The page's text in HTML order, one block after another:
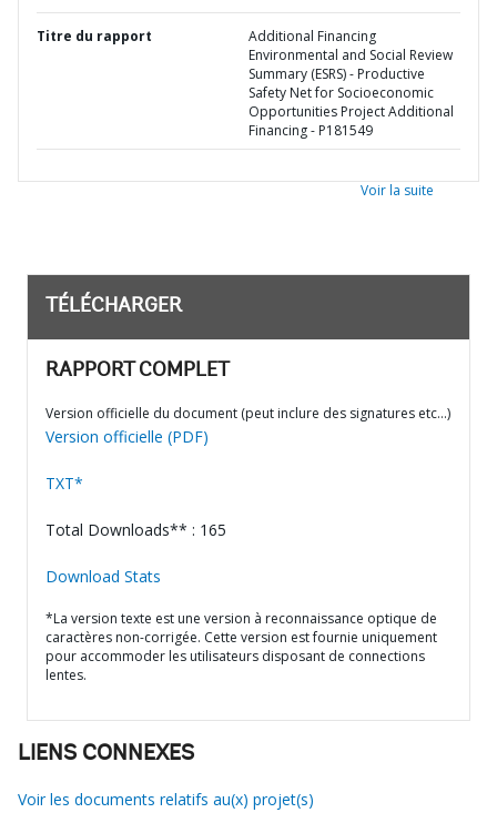
Titre du rapport
Additional Financing
Environmental and Social Review
Summary (ESRS) - Productive
Safety Net for Socioeconomic
Opportunities Project Additional
Financing - P181549
Voir la suite
TÉLÉCHARGER
RAPPORT COMPLET
Version officielle du document (peut inclure des signatures etc…)
Version officielle (PDF)
TXT*
Total Downloads** : 165
Download Stats
*La version texte est une version à reconnaissance optique de
caractères non-corrigée. Cette version est fournie uniquement
pour accommoder les utilisateurs disposant de connections
lentes.
LIENS CONNEXES
Voir les documents relatifs au(x) projet(s)